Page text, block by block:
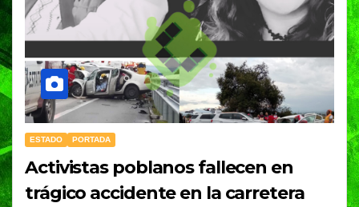
ESTADO PORTADA
Activistas poblanos fallecen en
trágico accidente en la carretera